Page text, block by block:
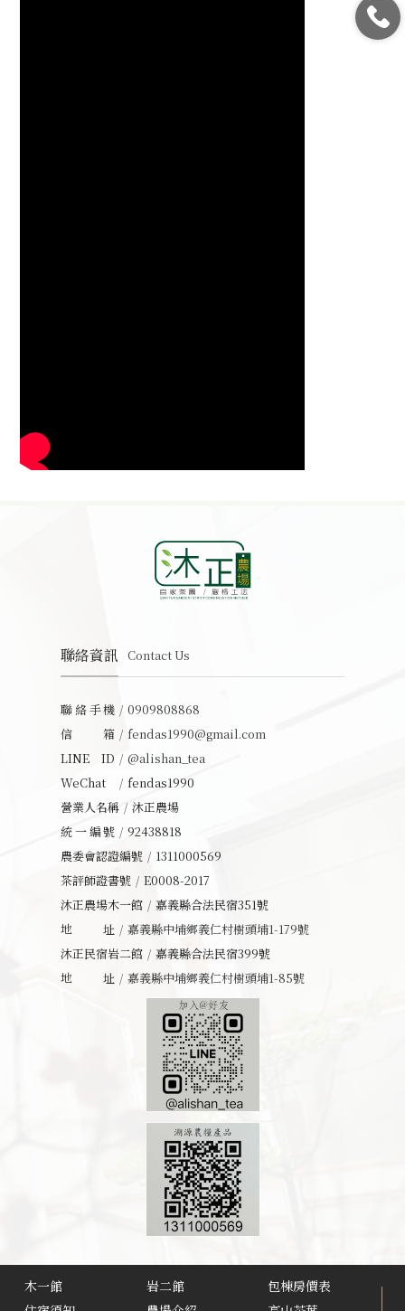
聯絡資訊 Contact Us
聯絡手機
0909808868
信箱
fendas1990@gmail.com
LINE ID
@alishan_tea
WeChat
fendas1990
營業人名稱
沐正農場
統一編號
92438818
農委會認證編號
1311000569
茶評師證書號
E0008-2017
沐正農場木一館
嘉義縣合法民宿351號
地址
嘉義縣中埔鄉義仁村樹頭埔1-179號
沐正民宿岩二館
嘉義縣合法民宿399號
地址
嘉義縣中埔鄉義仁村樹頭埔1-85號
木一館 岩二館
包棟房價表